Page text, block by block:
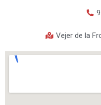
Vejer de la